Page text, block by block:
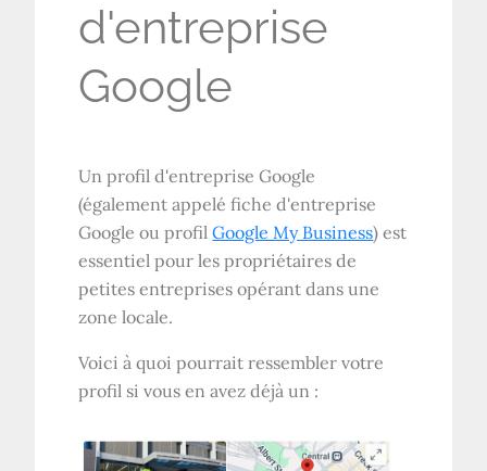
d'entreprise
Google
Un profil d'entreprise Google
(également appelé fiche d'entreprise
Google ou profilGoogle My Business) est
essentiel pour les propriétaires de
petites entreprises opérant dans une
zone locale.
Voici à quoi pourrait ressembler votre
profil si vous en avez déjà un :